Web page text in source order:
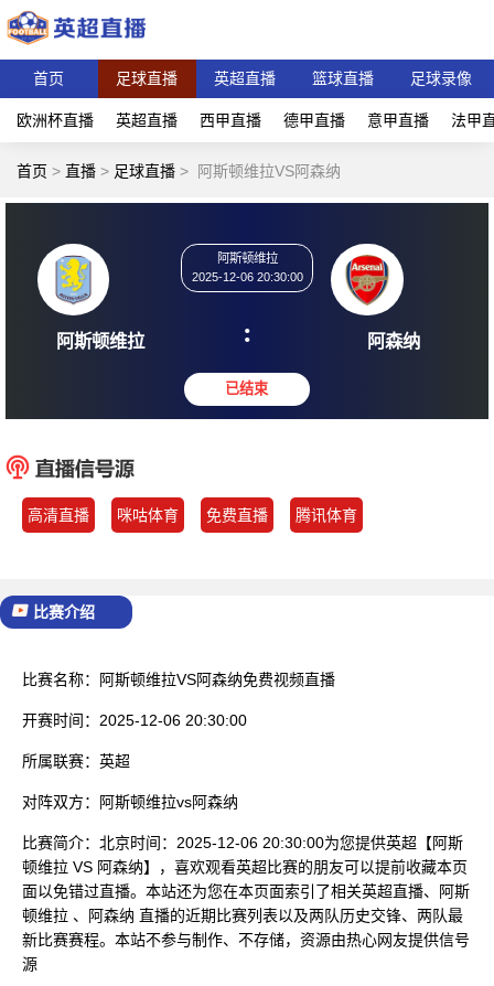
首页 足球直播 英超直播 篮球直播 足球录像
欧洲杯直播 英超直播 西甲直播 德甲直播 意甲直播 法甲
首页 > 直播 > 足球直播 > 阿斯顿维拉VS阿森纳
阿斯顿维拉
2025-12-06 20:30:00
: 阿
高清直播 咪咕体育 免费直播 腾讯体育
比赛介绍
比赛名称： 阿斯顿维拉VS阿森纳免费视频直播
开赛时间： 2025-12-06 20:30:00
所属联赛： 英超
对阵双方： 阿斯顿维拉vs阿森纳
比赛简介： 北京时间：2025-12-06 20:30:00为您提供英超【阿斯
顿维拉 VS 阿森纳】，喜欢观看英超比赛的朋友可以提前收藏本页
面以免错过直播。本站还为您在本页面索引了相关英超直播、阿斯
顿维拉 、阿森纳 直播的近期比赛列表以及两队历史交锋、两队最
新比赛赛程。本站不参与制作、不存储，资源由热心网友提供信号
源